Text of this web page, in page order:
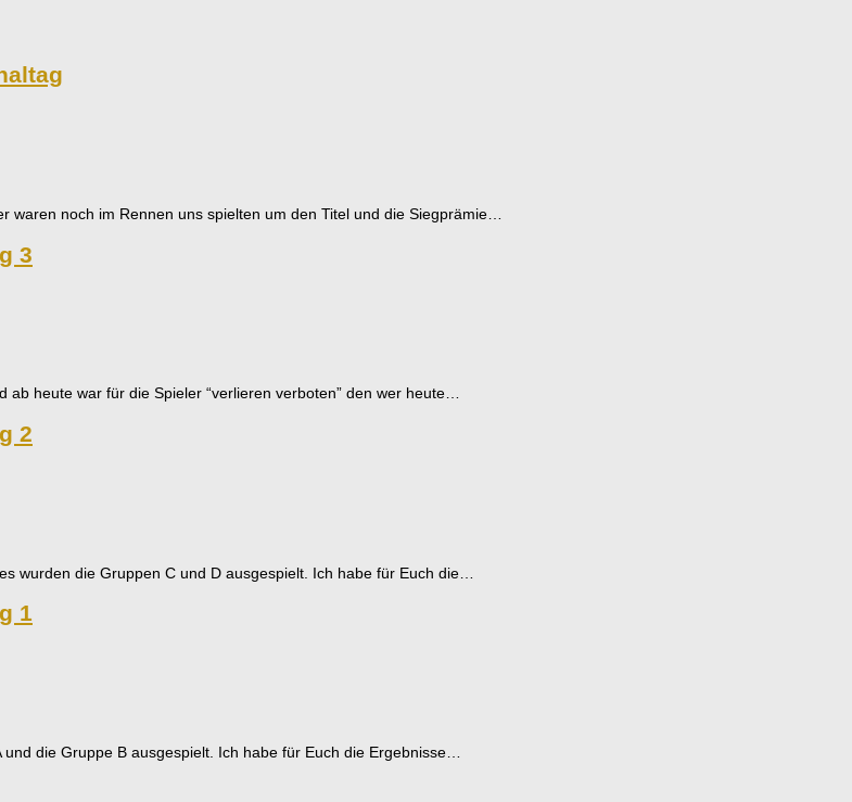
noch im Rennen uns spielten um den Titel und die Siegprämie…
3
heute war für die Spieler “verlieren verboten” den wer heute…
2
wurden die Gruppen C und D ausgespielt. Ich habe für Euch die…
1
die Gruppe B ausgespielt. Ich habe für Euch die Ergebnisse…